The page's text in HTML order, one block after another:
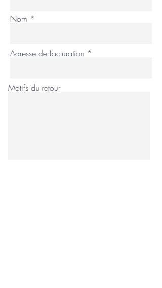
Nom
Adresse de facturation
Motifs du retour